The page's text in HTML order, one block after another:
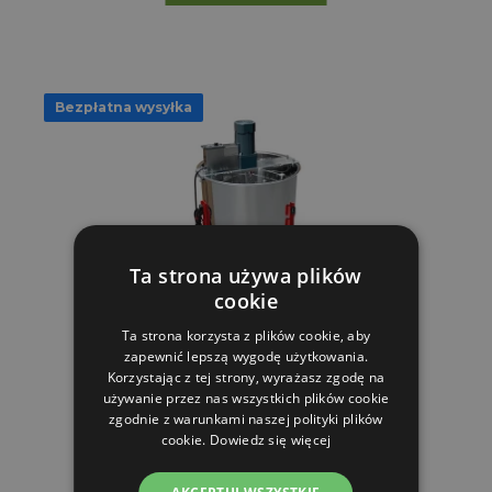
Bezpłatna wysyłka
Miodarka elektryczna - na 6 ramek
2,878.63 zl
Ta strona używa plików
cookie
Ta strona korzysta z plików cookie, aby
zapewnić lepszą wygodę użytkowania.
Korzystając z tej strony, wyrażasz zgodę na
używanie przez nas wszystkich plików cookie
zgodnie z warunkami naszej polityki plików
cookie. Dowiedz się więcej